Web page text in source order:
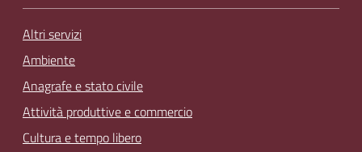
Altri servizi
Ambiente
Anagrafe e stato civile
Attività produttive e commercio
Cultura e tempo libero